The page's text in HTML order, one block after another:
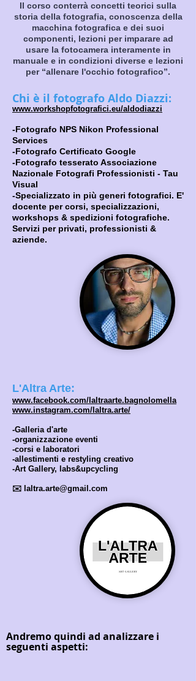
Il corso conterrà concetti teorici sulla
storia della fotografia, conoscenza della
macchina fotografica e dei suoi
componenti, lezioni per imparare ad
usare la fotocamera interamente in
manuale e in condizioni diverse e lezioni
per “allenare l'occhio fotografico”.
Chi è il fotografo Aldo Diazzi:
www.workshopfotografici.eu/aldodiazzi
-Fotografo NPS Nikon Professional
Services
-Fotografo Certificato Google
-Fotografo tesserato Associazione
Nazionale Fotografi Professionisti - Tau
Visual
-Specializzato in più generi fotografici. E'
docente per corsi, specializzazioni,
workshops & spedizioni fotografiche.
Servizi per privati, professionisti &
aziende.
L'Altra Arte:
www.facebook.com/laltraarte.bagnolomella
www.instagram.com/laltra.arte/
-Galleria d'arte
-organizzazione eventi
-corsi e laboratori
-allestimenti e restyling creativo
-Art Gallery, labs&upcycling
✉️ laltra.arte@gmail.com
Andremo quindi ad analizzare i
seguenti aspetti: